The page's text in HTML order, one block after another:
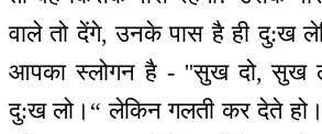
वाले तो देंगे, उनके पास है ही दु:ख
आपका स्लोगन है - ''सुख दो, सुख
दु:ख लो।“ लेकिन गलती कर देते